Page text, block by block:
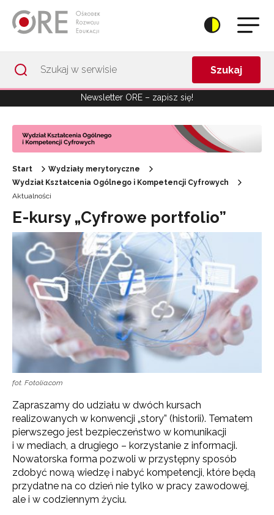
Szukaj
Newsletter ORE – zapisz się!
Start
Wydziały merytoryczne
Wydział Kształcenia Ogólnego i Kompetencji Cyfrowych
Aktualności
E-kursy „Cyfrowe portfolio”
fot. Fotolia.com
Zapraszamy do udziału w dwóch kursach
realizowanych w konwencji „story” (historii). Tematem
pierwszego jest bezpieczeństwo w komunikacji
i w mediach, a drugiego – korzystanie z informacji.
Nowatorska forma pozwoli w przystępny sposób
zdobyć nową wiedzę i nabyć kompetencji, które będą
przydatne na co dzień nie tylko w pracy zawodowej,
ale i w codziennym życiu.